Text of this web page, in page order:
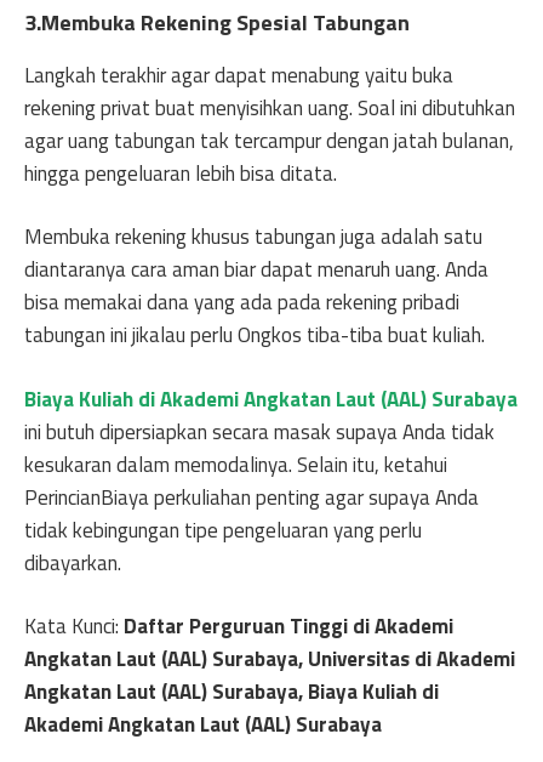
3.Membuka Rekening Spesial Tabungan
Langkah terakhir agar dapat menabung yaitu buka
rekening privat buat menyisihkan uang. Soal ini dibutuhkan
agar uang tabungan tak tercampur dengan jatah bulanan,
hingga pengeluaran lebih bisa ditata.
Membuka rekening khusus tabungan juga adalah satu
diantaranya cara aman biar dapat menaruh uang. Anda
bisa memakai dana yang ada pada rekening pribadi
tabungan ini jikalau perlu Ongkos tiba-tiba buat kuliah.
Biaya Kuliah di Akademi Angkatan Laut (AAL) Surabaya
ini butuh dipersiapkan secara masak supaya Anda tidak
kesukaran dalam memodalinya. Selain itu, ketahui
PerincianBiaya perkuliahan penting agar supaya Anda
tidak kebingungan tipe pengeluaran yang perlu
dibayarkan.
Kata Kunci: Daftar Perguruan Tinggi di Akademi
Angkatan Laut (AAL) Surabaya, Universitas di Akademi
Angkatan Laut (AAL) Surabaya, Biaya Kuliah di
Akademi Angkatan Laut (AAL) Surabaya